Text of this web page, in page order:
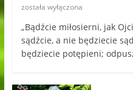
została wyłączona
„Bądźcie miłosierni, jak
sądźcie, a nie będziecie
będziecie potępieni;